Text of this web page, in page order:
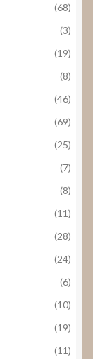
(68)
(3)
(19)
(8)
(46)
(69)
(25)
(7)
(8)
(11)
(28)
(24)
(6)
(10)
(19)
(11)